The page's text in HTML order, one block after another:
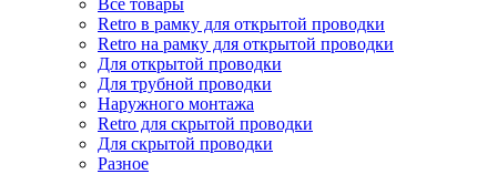
Все товары
Retro в рамку для открытой проводки
Retro на рамку для открытой проводки
Для открытой проводки
Для трубной проводки
Наружного монтажа
Retro для скрытой проводки
Для скрытой проводки
Разное